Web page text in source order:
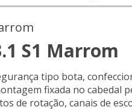
S1 Marrom
tipo bota,
fixada no cabedal
de rotação, canais de